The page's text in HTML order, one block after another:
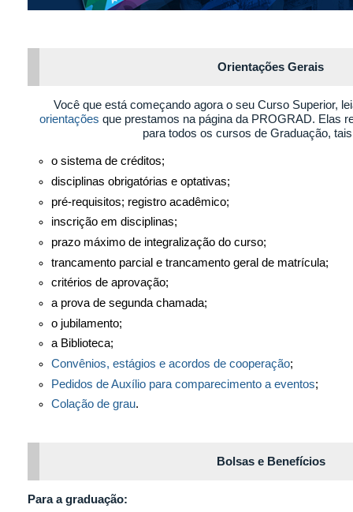
Orientações Gerais
Você que está começando agora o seu Curso Superior,
orientações que prestamos na página da PROGRAD. Elas
para todos os cursos de Graduação,
o sistema de créditos;
disciplinas obrigatórias e optativas;
pré-requisitos; registro acadêmico;
inscrição em disciplinas;
prazo máximo de integralização do curso;
trancamento parcial e trancamento geral de matrícula;
critérios de aprovação;
a prova de segunda chamada;
o jubilamento;
a Biblioteca;
Convênios, estágios e acordos de cooperação;
Pedidos de Auxílio para comparecimento a eventos;
Colação de grau.
Bolsas e Benefícios
Para a graduação: